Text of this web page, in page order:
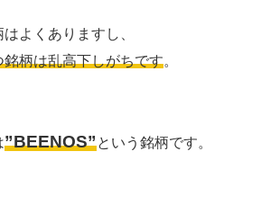
よくありますし、
柄は乱高下しがちです。
”BEENOS”という銘柄です。